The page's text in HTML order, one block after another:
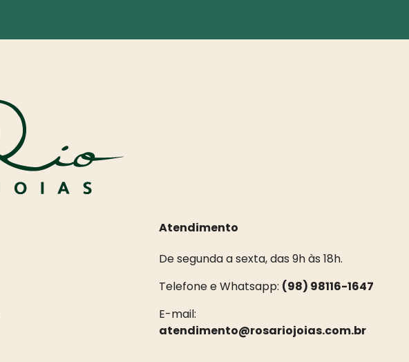
Atendimento
De segunda a sexta, das 9h às 18h.
Telefone e Whatsapp: (98) 98116-1647
E-mail:
atendimento@rosariojoias.com.br